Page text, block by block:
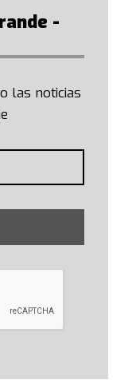
-
las noticias